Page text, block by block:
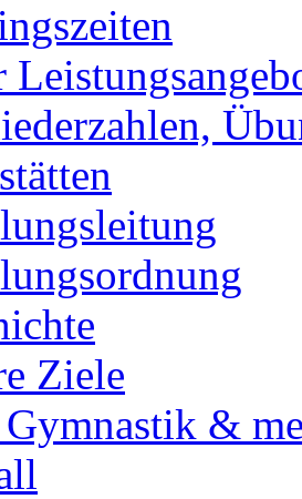
Ziele
&